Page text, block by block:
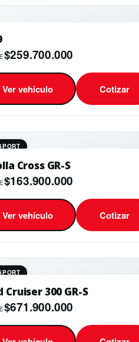
$259.700.000
Ver vehículo Cotizar
Cross GR-S
$163.900.000
Ver vehículo Cotizar
Cruiser 300 GR-S
$671.900.000